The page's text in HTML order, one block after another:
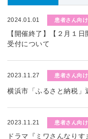
2024.01.01 患者さん向け
【開催終了】【２月１
受付について
2023.11.27 患者さん向け
横浜市「ふるさと納税」
2023.11.21 患者さん向け
ドラマ『ミワさんなり